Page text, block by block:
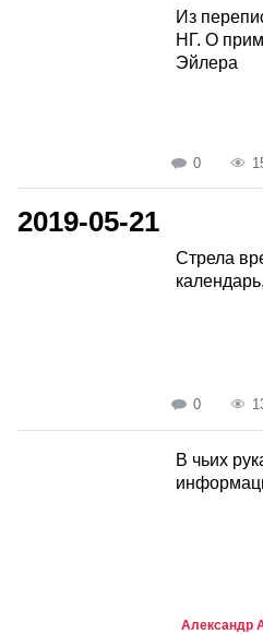
Из
НГ. О
Эйлера
0
2019-05-21
Стрела
0
В чьих
Александр